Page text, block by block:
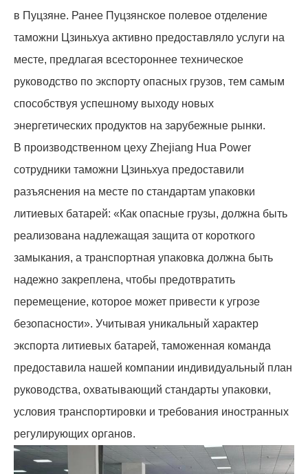
в Пуцзяне. Ранее Пуцзянское полевое отделение
таможни Цзиньхуа активно предоставляло услуги на
месте, предлагая всестороннее техническое
руководство по экспорту опасных грузов, тем самым
способствуя успешному выходу новых
энергетических продуктов на зарубежные рынки.
В производственном цеху Zhejiang Hua Power
сотрудники таможни Цзиньхуа предоставили
разъяснения на месте по стандартам упаковки
литиевых батарей: «Как опасные грузы, должна быть
реализована надлежащая защита от короткого
замыкания, а транспортная упаковка должна быть
надежно закреплена, чтобы предотвратить
перемещение, которое может привести к угрозе
безопасности». Учитывая уникальный характер
экспорта литиевых батарей, таможенная команда
предоставила нашей компании индивидуальный план
руководства, охватывающий стандарты упаковки,
условия транспортировки и требования иностранных
регулирующих органов.